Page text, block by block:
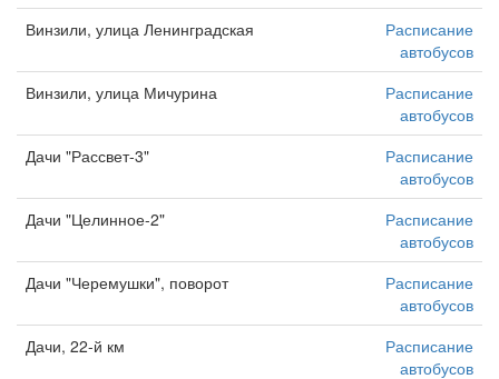
Винзили, улица Ленинградская
Расписание
автобусов
Винзили, улица Мичурина
Расписание
автобусов
Дачи "Рассвет-3"
Расписание
автобусов
Дачи "Целинное-2"
Расписание
автобусов
Дачи "Черемушки", поворот
Расписание
автобусов
Дачи, 22-й км
Расписание
автобусов